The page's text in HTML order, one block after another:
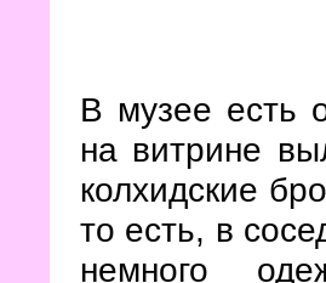
В музее есть
на витрине
колхидские
то есть, в
немного